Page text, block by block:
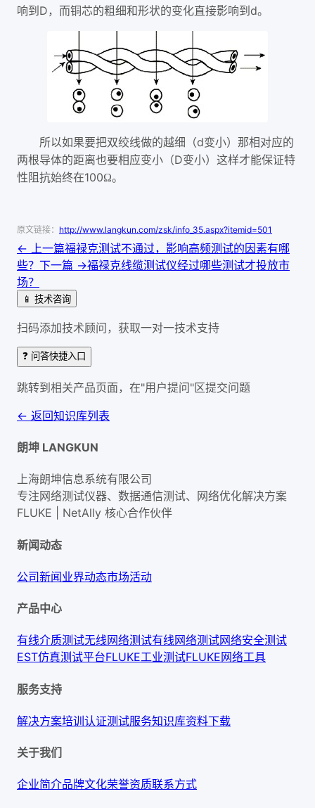
响到 D，而铜芯的粗细和形状的变化直接影响到 d。
所以如果要把双绞线做的越细（d变小）那相对应的
两根导体的距离也要相应变小（D变小）这样才能保证特
性阻抗始终在100Ω。
原文链接： http://www.langkun.com/zsk/info_35.aspx?itemid=501
← 上一篇福禄克测试不通过，影响高频测试的因素有哪
些？ 下一篇 →福禄克线缆测试仪经过哪些测试才投放市
场？
📱 技术咨询
扫码添加技术顾问，获取一对一技术支持
❓ 问答快捷入口
跳转到相关产品页面，在"用户提问"区提交问题
← 返回知识库列表
朗坤 LANGKUN
上海朗坤信息系统有限公司
专注网络测试仪器、数据通信测试、网络优化解决方案
FLUKE | NetAlly 核心合作伙伴
新闻动态
公司新闻业界动态市场活动
产品中心
有线介质测试无线网络测试有线网络测试网络安全测试
EST仿真测试平台FLUKE工业测试FLUKE网络工具
服务支持
解决方案培训认证测试服务知识库资料下载
关于我们
企业简介品牌文化荣誉资质联系方式